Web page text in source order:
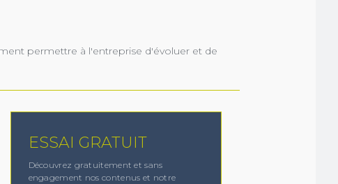
permettre à l'entreprise d'évoluer et de
ESSAI GRATUIT
Découvrez gratuitement et sans
engagement nos contenus et notre